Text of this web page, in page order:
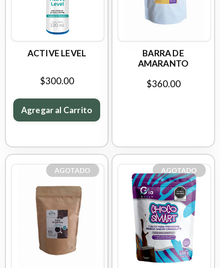
ACTIVE LEVEL
$300.00
Agregar al Carrito
BARRA DE
AMARANTO
$360.00
AGOTADO AGOTADO